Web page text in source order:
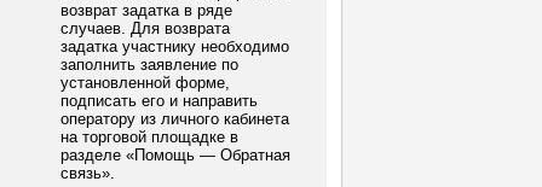
возврат задатка в ряде
случаев. Для возврата
задатка участнику необходимо
заполнить заявление по
установленной форме,
подписать его и направить
оператору из личного кабинета
на торговой площадке в
разделе «Помощь — Обратная
связь».